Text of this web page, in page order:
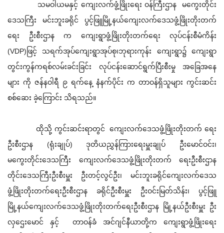
သမဝါယမနှင့် ကျေးလက်ဖွံ့ဖြိုးရေး ဝန်ကြီးဌာန မကွေးတိုင်း
ဒေသကြီး မင်းဘူးခရိုင် ပွင့်ဖြူမြို့နယ်ကျေးလက်ဒေသဖွံ့ဖြိုးတိုးတက်
ရေး ဦးစီးဌာန က ကျေးရွာဖွံ့ဖြိုးတိုးတက်ရေး လုပ်ငန်းစီမံကိန်း
(VDP)ဖြင့် သရက်အုပ်ကျေးရွာအုပ်စု၊ဘုရားကုန်း ကျေးရွာ၌ ကျေးရွာ
တွင်းကွန်ကရစ်လမ်းခင်းခြင်း လုပ်ငန်းဆောင်ရွက်ပြီးစီးမှု အခြေအနေ
များ ကို ဇန်နဝါရီ ၉ ရက်နေ့ နံနက်ပိုင်း က တာဝန်ရှိသူများ ကွင်းဆင်း
စစ်ဆေး ခဲ့ကြောင်း သိရသည်။
ထိုသို့ ကွင်းဆင်းရာတွင် ကျေးလက်ဒေသဖွံ့ဖြိုးတိုးတက်‌ ရေး
ဦးစီးဌာန (ရုံးချုပ်) ဒုတိယညွှန်ကြား‌ရေးမှူးချုပ် ဦးမောင်ဝင်း၊
မကွေးတိုင်းဒေသကြီး ကျေးလက်ဒေသဖွံ့ဖြိုးတိုးတက်‌ ရေးဦးစီးဌာန
တိုင်း‌‌ဒေသကြီးဦးစီးမှူး ဦးတင့်လွင်ဦး၊ မင်းဘူးခရိုင်ကျေးလက်ဒေသ
ဖွံ့ဖြိုးတိုးတက်ရေးဦးစီးဌာန ခရိုင်ဦးစီးမှူး ဦးဝင်းမြတ်သိန်း၊ ပွင့်ဖြူ
မြို့နယ်ကျေးလက်ဒေသဖွံ့ဖြိုးတိုးတက်ရေးဦးစီးဌာန မြို့နယ်ဦးစီးမှူး ဦး
လှဌေးမောင် နှင့် တာဝန်ခံ အင်ဂျင်နီယာတို့က ကျေးရွာဖွံ့ဖြိုးရေး